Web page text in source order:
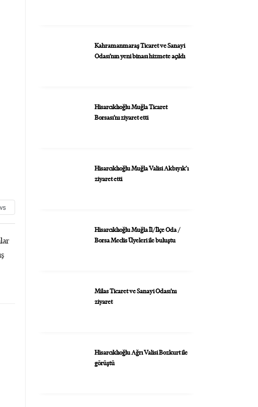
Kahramanmaraş Ticaret ve Sanayi
Odası’nın yeni binası hizmete açıldı
Hisarcıklıoğlu Muğla Ticaret
Borsası’nı ziyaret etti
Hisarcıklıoğlu Muğla Valisi Akbıyık’ı
ziyaret etti
Hisarcıklıoğlu Muğla İl/İlçe Oda /
Borsa Meclis Üyeleri ile buluştu
Milas Ticaret ve Sanayi Odası’nı
ziyaret
Hisarcıklıoğlu Ağrı Valisi Bozkurt ile
görüştü